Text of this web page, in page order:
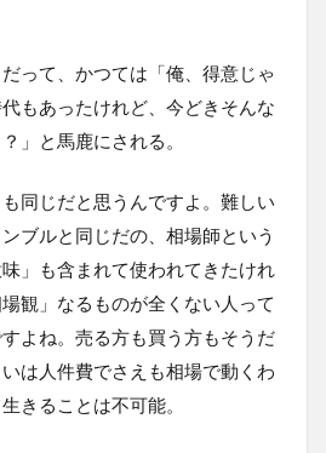
って、かつては「俺、得意じゃ
もあったけれど、今どきそんな
」と馬鹿にされる。
同じだと思うんですよ。難しい
ブルと同じだの、相場師という
」も含まれて使われてきたけれ
観」なるものが全くない人って
よね。売る方も買う方もそうだ
は人件費でさえも相場で動くわ
きることは不可能。